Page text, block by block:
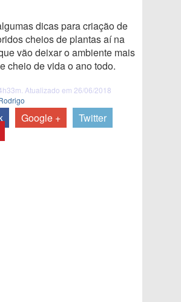
dicas para criação de
cheios de plantas aí na
vão deixar o ambiente mais
cheio de vida o ano todo.
Atualizado em 26/06/2018
Google +
Twitter